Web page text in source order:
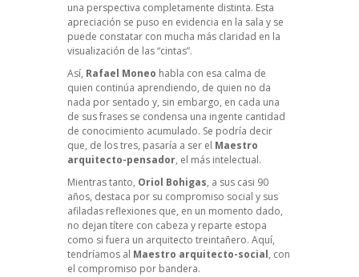
una perspectiva completamente distinta. Esta
apreciación se puso en evidencia en la sala y se
puede constatar con mucha más claridad en la
visualización de las “cintas”.
Así, Rafael Moneo habla con esa calma de
quien continúa aprendiendo, de quien no da
nada por sentado y, sin embargo, en cada una
de sus frases se condensa una ingente cantidad
de conocimiento acumulado. Se podría decir
que, de los tres, pasaría a ser el Maestro
arquitecto-pensador, el más intelectual.
Mientras tanto, Oriol Bohigas, a sus casi 90
años, destaca por su compromiso social y sus
afiladas reflexiones que, en un momento dado,
no dejan títere con cabeza y reparte estopa
como si fuera un arquitecto treintañero. Aquí,
tendríamos al Maestro arquitecto-social, con
el compromiso por bandera.